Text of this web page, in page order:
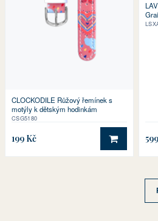
CLOCKODILE Růžový řemínek s
motýly k dětským hodinkám
CSG5180
199 Kč DO